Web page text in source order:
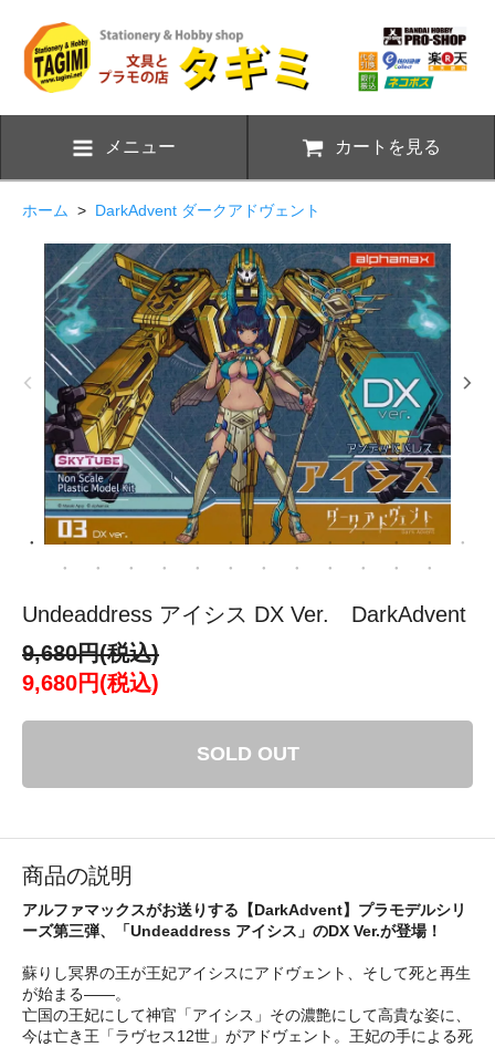
メニュー カートを見る
ホーム > DarkAdvent ダークアドヴェント
Undeaddress アイシス DX Ver. DarkAdvent
9,680円(税込)
9,680円(税込)
SOLD OUT
商品の説明
アルファマックスがお送りする【DarkAdvent】プラモデルシリ
ーズ第三弾、「Undeaddress アイシス」のDX Ver.が登場！
蘇りし冥界の王が王妃アイシスにアドヴェント、そして死と再生
が始まる――。
亡国の王妃にして神官「アイシス」その濃艶にして高貴な姿に、
今は亡き王「ラヴセス12世」がアドヴェント。王妃の手による死